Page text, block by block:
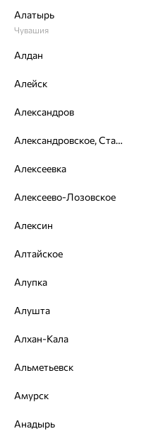
от 25 567
с
Нужна
Описание
Вид изделия:
Плетение:лав
Цвет металла:
Страна происхождения:
Алатырь
Чувашия
Алдан
Алейск
Александров
Александровское, Ставропольский край
Алексеевка
Алексеево-Лозовское
Алексин
Алтайское
Алупка
Алушта
Алхан-Кала
Альметьевск
Амурск
Анадырь